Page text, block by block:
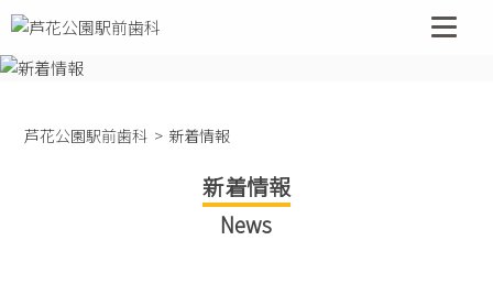
コ
ン
テ
芦花公園駅前歯科 新着情報
新着情報
News